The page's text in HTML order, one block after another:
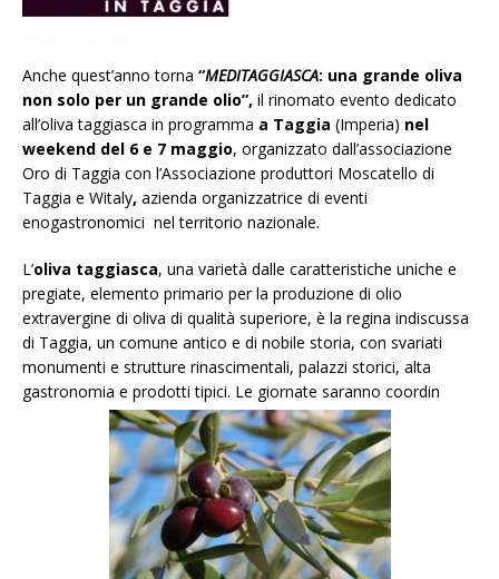
Anche quest’anno torna “MEDITAGGIASCA: una grande oliva
non solo per un grande olio”, il rinomato evento dedicato
all’oliva taggiasca in programma a Taggia (Imperia) nel
weekend del 6 e 7 maggio, organizzato dall’associazione
Oro di Taggia con l’Associazione produttori Moscatello di
Taggia e Witaly, azienda organizzatrice di eventi
enogastronomici nel territorio nazionale.
L’oliva taggiasca, una varietà dalle caratteristiche uniche e
pregiate, elemento primario per la produzione di olio
extravergine di oliva di qualità superiore, è la regina indiscussa
di Taggia, un comune antico e di nobile storia, con svariati
monumenti e strutture rinascimentali, palazzi storici, alta
gastronomia e prodotti tipici. Le giornate saranno coordin